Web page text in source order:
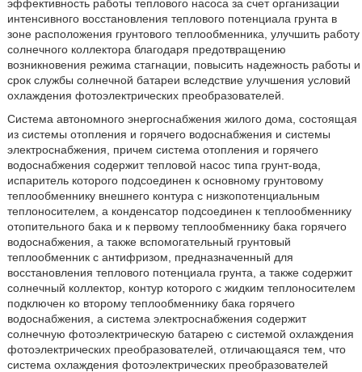
эффективность работы теплового насоса за счет организации
интенсивного восстановления теплового потенциала грунта в
зоне расположения грунтового теплообменника, улучшить работу
солнечного коллектора благодаря предотвращению
возникновения режима стагнации, повысить надежность работы и
срок службы солнечной батареи вследствие улучшения условий
охлаждения фотоэлектрических преобразователей.
Система автономного энергоснабжения жилого дома, состоящая
из системы отопления и горячего водоснабжения и системы
электроснабжения, причем система отопления и горячего
водоснабжения содержит тепловой насос типа грунт-вода,
испаритель которого подсоединен к основному грунтовому
теплообменнику внешнего контура с низкопотенциальным
теплоносителем, а конденсатор подсоединен к теплообменнику
отопительного бака и к первому теплообменнику бака горячего
водоснабжения, а также вспомогательный грунтовый
теплообменник с антифризом, предназначенный для
восстановления теплового потенциала грунта, а также содержит
солнечный коллектор, контур которого с жидким теплоносителем
подключен ко второму теплообменнику бака горячего
водоснабжения, а система электроснабжения содержит
солнечную фотоэлектрическую батарею с системой охлаждения
фотоэлектрических преобразователей, отличающаяся тем, что
система охлаждения фотоэлектрических преобразователей